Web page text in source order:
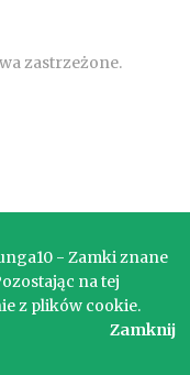
zastrzeżone.
- Zamki znane
na tej
z plików cookie.
Zamknij